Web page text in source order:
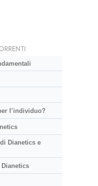
l’individuo?
Dianetics e